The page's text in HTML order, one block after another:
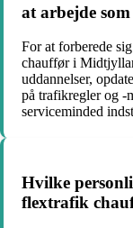
at arbejde
For at forberede
chauffør i
uddannelser,
på trafikregler og -
serviceminded
Hvilke
flextrafik